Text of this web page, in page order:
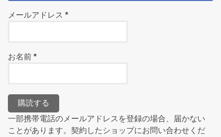
メールアドレス*
お名前*
一部携帯電話のメールアドレスを登録の場合、届かない
ことがあります。契約したショップにお問い合わせくだ